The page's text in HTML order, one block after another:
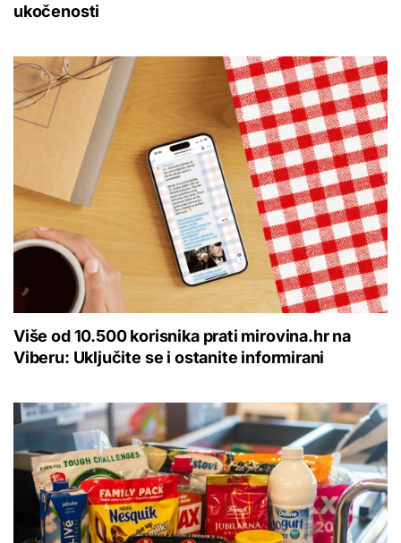
ukočenosti
Više od 10.500 korisnika prati mirovina.hr na
Viberu: Uključite se i ostanite informirani